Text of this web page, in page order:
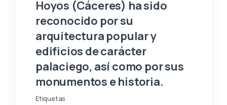
Hoyos (Cáceres) ha sido
reconocido por su
arquitectura popular y
edificios de carácter
palaciego, así como por sus
monumentos e historia.
Etiquetas